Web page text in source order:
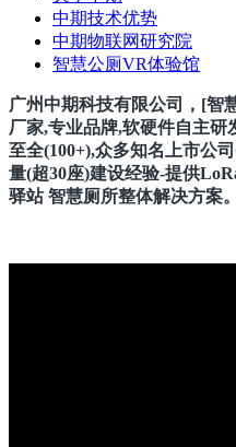
中期技术优势
中期物联网研究院
智慧公厕VR体验馆
广州中期科技有限公司，[智
厂家,专业品牌,软硬件自主研
至全(100+),众多知名上市公
量(超30座)建设经验-提供
驿站 智慧厕所整体解决方案。